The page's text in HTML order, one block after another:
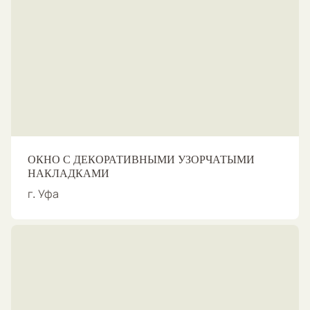
ОКНО С ДЕКОРАТИВНЫМИ УЗОРЧАТЫМИ
НАКЛАДКАМИ
г. Уфа